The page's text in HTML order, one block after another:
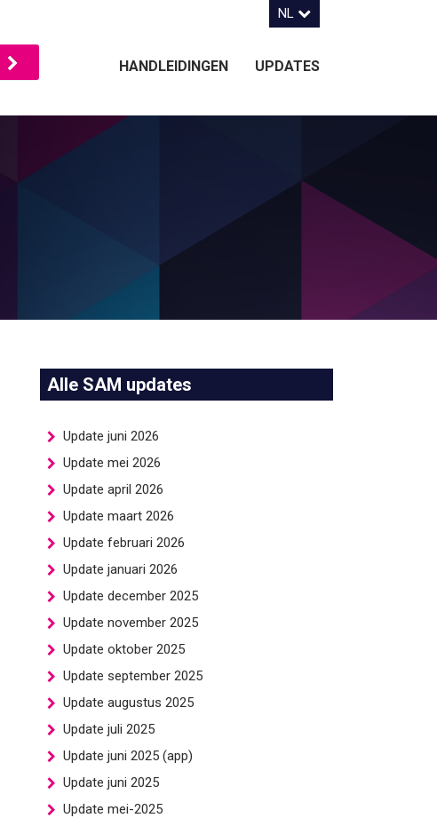
NL
HANDLEIDINGEN UPDATES
Alle SAM updates
Update juni 2026
Update mei 2026
Update april 2026
Update maart 2026
Update februari 2026
Update januari 2026
Update december 2025
Update november 2025
Update oktober 2025
Update september 2025
Update augustus 2025
Update juli 2025
Update juni 2025 (app)
Update juni 2025
Update mei-2025